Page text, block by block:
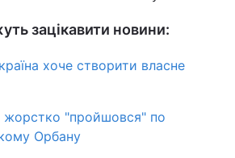
зацікавити новини:
хоче створити власне
жорстко "пройшовся" по
Орбану